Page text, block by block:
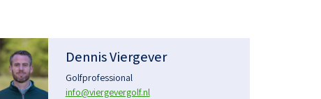
Dennis Viergever
Golfprofessional
info@viergevergolf.nl